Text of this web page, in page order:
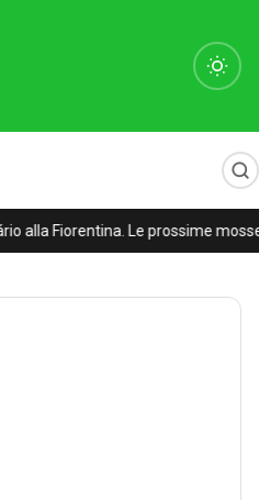
alla Fiorentina. Le prossime